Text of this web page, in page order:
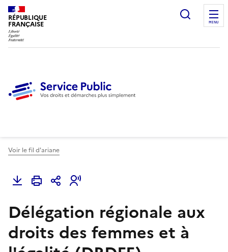
RÉPUBLIQUE
FRANÇAISE
Ouvrir
MENU
Voir le fil d'ariane
Délégation régionale aux
droits des femmes et à